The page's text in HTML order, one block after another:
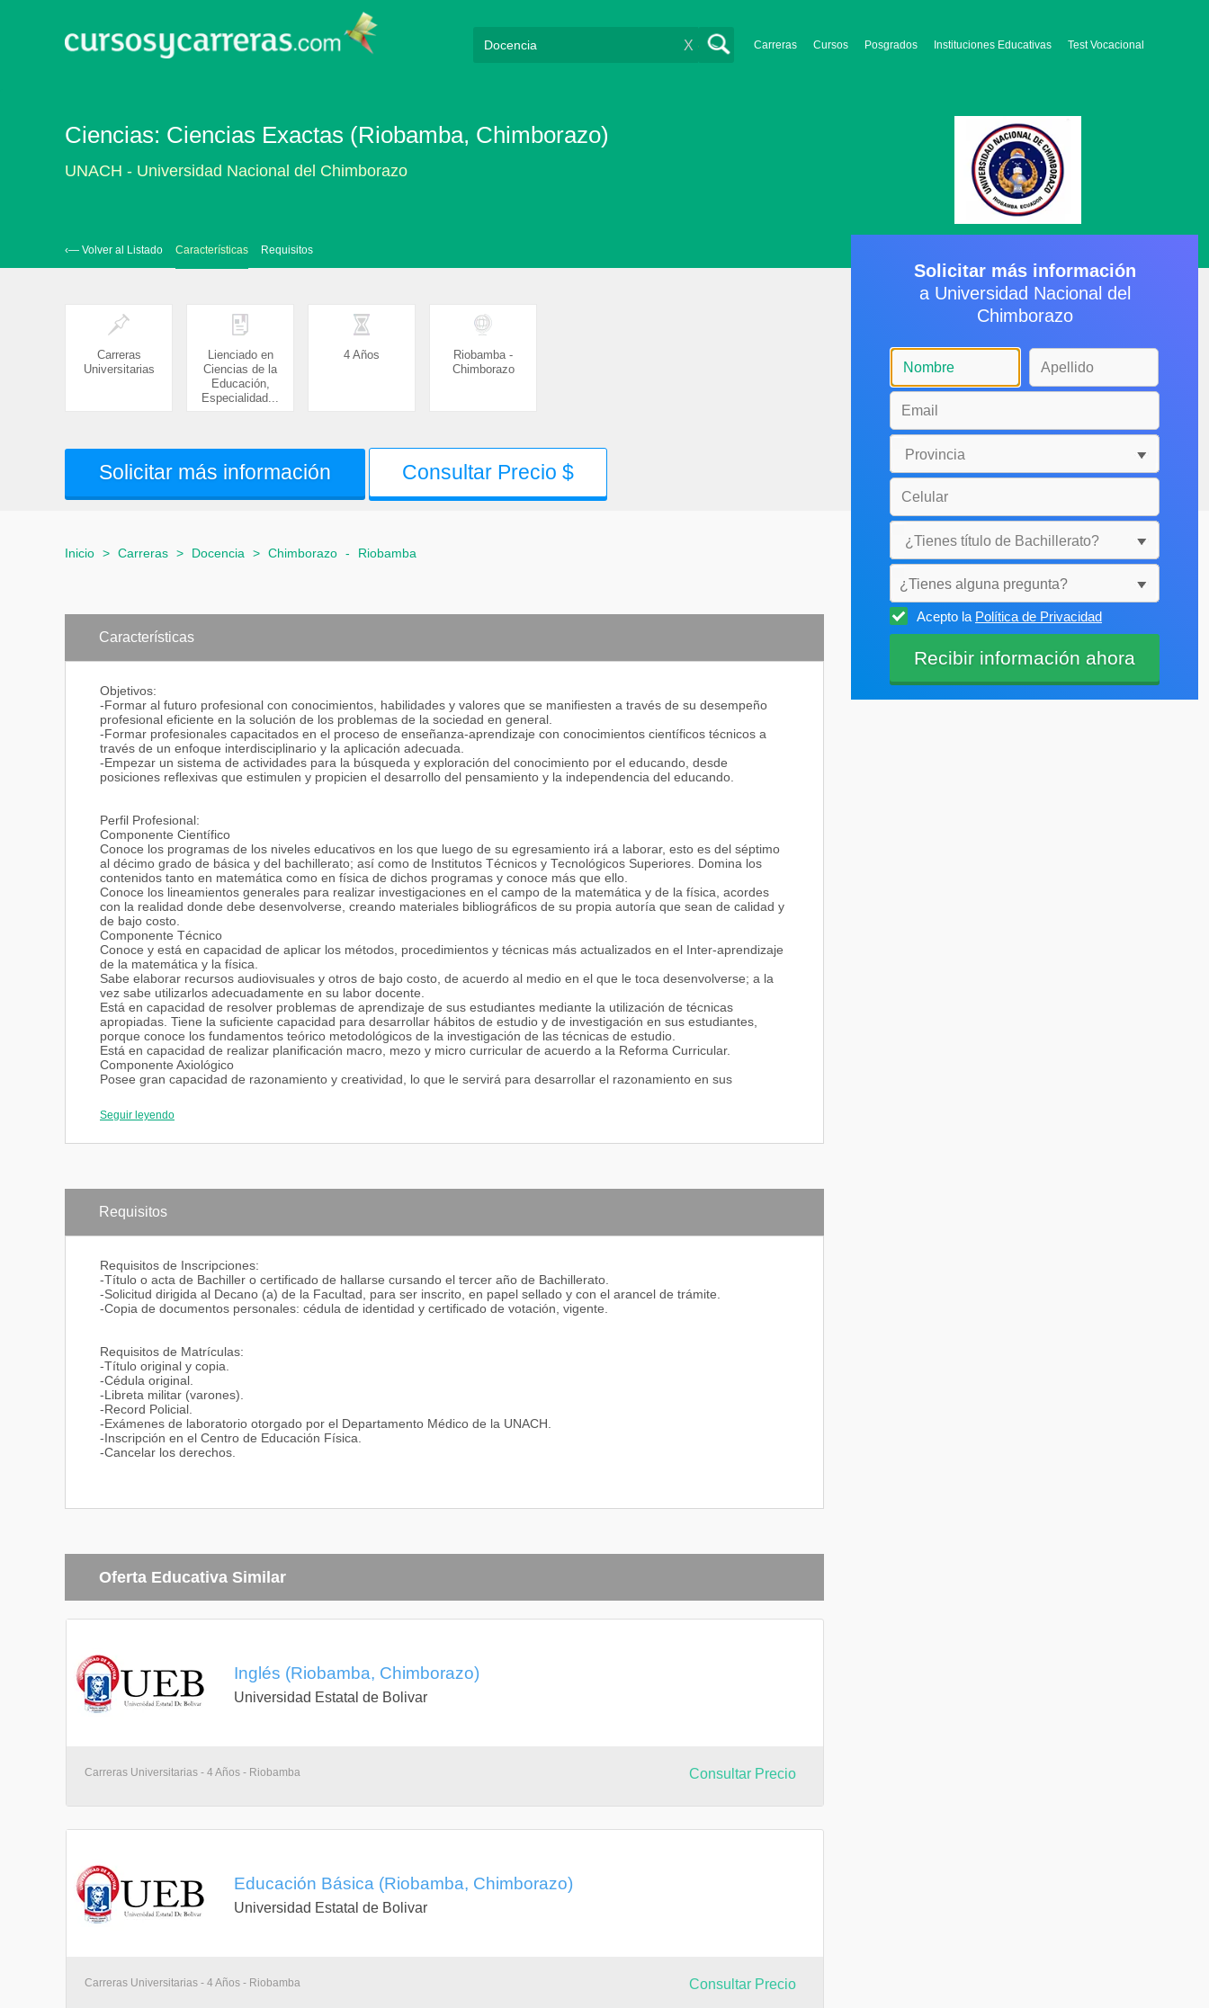
Carreras Cursos Posgrados Instituciones Educativas Test Vocacional
X
Ciencias: Ciencias Exactas (Riobamba, Chimborazo)
UNACH - Universidad Nacional del Chimborazo
‹— Volver al Listado Características Requisitos
Carreras
Universitarias
Lienciado en
Ciencias de la
Educación,
Especialidad...
4 Años
Riobamba -
Chimborazo
Solicitar más información Consultar Precio $
Inicio > Carreras > Docencia > Chimborazo - Riobamba
Características
Objetivos:
-Formar al futuro profesional con conocimientos, habilidades y valores que se manifiesten a través de su desempeño
profesional eficiente en la solución de los problemas de la sociedad en general.
-Formar profesionales capacitados en el proceso de enseñanza-aprendizaje con conocimientos científicos técnicos a
través de un enfoque interdisciplinario y la aplicación adecuada.
-Empezar un sistema de actividades para la búsqueda y exploración del conocimiento por el educando, desde
posiciones reflexivas que estimulen y propicien el desarrollo del pensamiento y la independencia del educando.
Perfil Profesional:
Componente Científico
Conoce los programas de los niveles educativos en los que luego de su egresamiento irá a laborar, esto es del séptimo
al décimo grado de básica y del bachillerato; así como de Institutos Técnicos y Tecnológicos Superiores. Domina los
contenidos tanto en matemática como en física de dichos programas y conoce más que ello.
Conoce los lineamientos generales para realizar investigaciones en el campo de la matemática y de la física, acordes
con la realidad donde debe desenvolverse, creando materiales bibliográficos de su propia autoría que sean de calidad y
de bajo costo.
Componente Técnico
Conoce y está en capacidad de aplicar los métodos, procedimientos y técnicas más actualizados en el Inter-aprendizaje
de la matemática y la física.
Sabe elaborar recursos audiovisuales y otros de bajo costo, de acuerdo al medio en el que le toca desenvolverse; a la
vez sabe utilizarlos adecuadamente en su labor docente.
Está en capacidad de resolver problemas de aprendizaje de sus estudiantes mediante la utilización de técnicas
apropiadas. Tiene la suficiente capacidad para desarrollar hábitos de estudio y de investigación en sus estudiantes,
porque conoce los fundamentos teórico metodológicos de la investigación de las técnicas de estudio.
Está en capacidad de realizar planificación macro, mezo y micro curricular de acuerdo a la Reforma Curricular.
Componente Axiológico
Posee gran capacidad de razonamiento y creatividad, lo que le servirá para desarrollar el razonamiento en sus
Posee gran habilidad para conseguir estudiantes que aprenden, que consultan, que investigan, que razonan y que
crean.
otra índole.
Un profesional que aplica la evaluación en el sentido más amplio con verdadera ética y no se circunscribe a la simple
medición, para mejorar el proceso.
entorno donde se desenvuelve su actividad ocupacional, para todos poder vivir mejor.
Campo Ocupacional:
- Investigador en el área de las Ciencias Exactas.
Seguir leyendo
Requisitos
Requisitos de Inscripciones:
-Título o acta de Bachiller o certificado de hallarse cursando el tercer año de Bachillerato.
-Solicitud dirigida al Decano (a) de la Facultad, para ser inscrito, en papel sellado y con el arancel de trámite.
-Copia de documentos personales: cédula de identidad y certificado de votación, vigente.
Requisitos de Matrículas:
-Título original y copia.
-Cédula original.
-Libreta militar (varones).
-Record Policial.
-Exámenes de laboratorio otorgado por el Departamento Médico de la UNACH.
-Inscripción en el Centro de Educación Física.
-Cancelar los derechos.
Oferta Educativa Similar
Inglés (Riobamba, Chimborazo)
Universidad Estatal de Bolivar
Carreras Universitarias - 4 Años - Riobamba Consultar Precio
Educación Básica (Riobamba, Chimborazo)
Universidad Estatal de Bolivar
Carreras Universitarias - 4 Años - Riobamba Consultar Precio
Solicitar más información
a Universidad Nacional del
Chimborazo
¿Tienes alguna pregunta?
Selecciónala
Acepto la Política de Privacidad